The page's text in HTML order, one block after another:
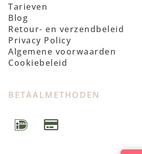
Tarieven
Blog
Retour- en verzendbeleid
Privacy Policy
Algemene voorwaarden
Cookiebeleid
BETAALMETHODEN